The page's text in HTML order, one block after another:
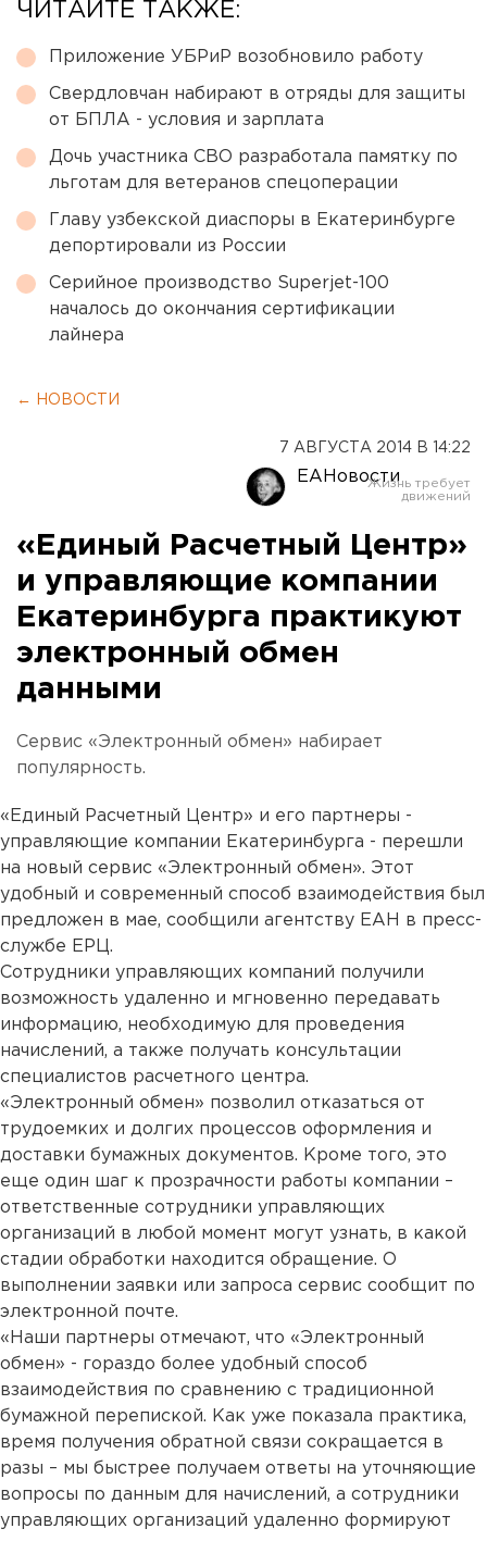
ЧИТАЙТЕ ТАКЖЕ:
Приложение УБРиР возобновило работу
Свердловчан набирают в отряды для защиты
от БПЛА - условия и зарплата
Дочь участника СВО разработала памятку по
льготам для ветеранов спецоперации
Главу узбекской диаспоры в Екатеринбурге
депортировали из России
Серийное производство Superjet-100
началось до окончания сертификации
лайнера
← НОВОСТИ
7 АВГУСТА 2014 В 14:22
ЕАНовости
«Единый Расчетный Центр»
и управляющие компании
Екатеринбурга практикуют
электронный обмен
данными
Сервис «Электронный обмен» набирает
популярность.
«Единый Расчетный Центр» и его партнеры -
управляющие компании Екатеринбурга - перешли
на новый сервис «Электронный обмен». Этот
удобный и современный способ взаимодействия был
предложен в мае, сообщили агентству ЕАН в пресс-
службе ЕРЦ.
Сотрудники управляющих компаний получили
возможность удаленно и мгновенно передавать
информацию, необходимую для проведения
начислений, а также получать консультации
специалистов расчетного центра.
«Электронный обмен» позволил отказаться от
трудоемких и долгих процессов оформления и
доставки бумажных документов. Кроме того, это
еще один шаг к прозрачности работы компании –
ответственные сотрудники управляющих
организаций в любой момент могут узнать, в какой
стадии обработки находится обращение. О
выполнении заявки или запроса сервис сообщит по
электронной почте.
«Наши партнеры отмечают, что «Электронный
обмен» - гораздо более удобный способ
взаимодействия по сравнению с традиционной
бумажной перепиской. Как уже показала практика,
время получения обратной связи сокращается в
разы – мы быстрее получаем ответы на уточняющие
вопросы по данным для начислений, а сотрудники
управляющих организаций удаленно формируют